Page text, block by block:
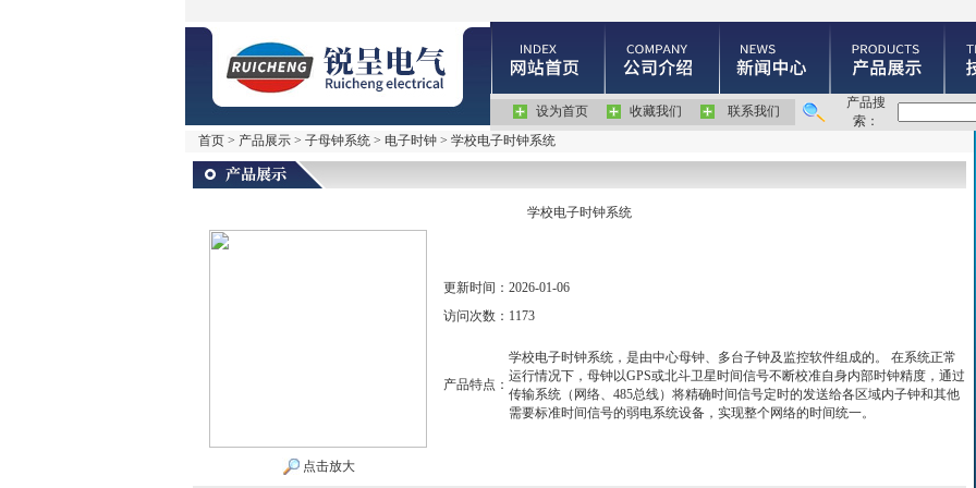
设为首页 收藏我们 联系我们
产品搜
索：
首页 > 产品展示 > 子母钟系统 > 电子时钟 > 学校电子时钟系统
学校电子时钟系统
点击放大
更新时间： 2026-01-06
访问次数： 1173
产品特点：
学校电子时钟系统，是由中心母钟、多台子钟及监控软件组成的。 在系统正常
运行情况下，母钟以GPS或北斗卫星时间信号不断校准自身内部时钟精度，通过
传输系统（网络、485总线）将精确时间信号定时的发送给各区域内子钟和其他
需要标准时间信号的弱电系统设备，实现整个网络的时间统一。